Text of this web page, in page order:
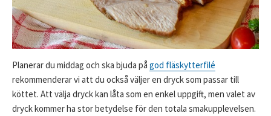
Planerar du middag och ska bjuda på god fläskytterfilé
rekommenderar vi att du också väljer en dryck som passar till
köttet. Att välja dryck kan låta som en enkel uppgift, men valet av
dryck kommer ha stor betydelse för den totala smakupplevelsen.